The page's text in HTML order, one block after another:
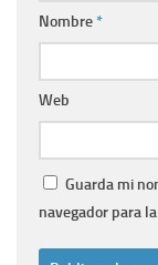
Nombre*
Web
Guarda mi
navegador para